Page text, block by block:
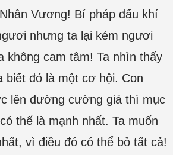
Vương! Bí pháp đấu khí
nhưng ta lại kém ngươi
không cam tâm! Ta nhìn thấy
biết đó là một cơ hội. Con
lên đường cường giả thì mục
thể là mạnh nhất. Ta muốn
vì điều đó có thể bỏ tất cả!